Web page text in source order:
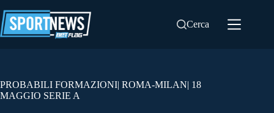
al
contenuto
Cerca
PROBABILI FORMAZIONI| ROMA-MILAN| 18
MAGGIO SERIE A